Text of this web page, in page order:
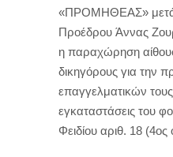
«ΠΡΟΜΗΘΕΑΣ» μετά
Προέδρου Άννας
η παραχώρηση
δικηγόρους για την
επαγγελματικών
εγκαταστάσεις του
Φειδίου αριθ. 18